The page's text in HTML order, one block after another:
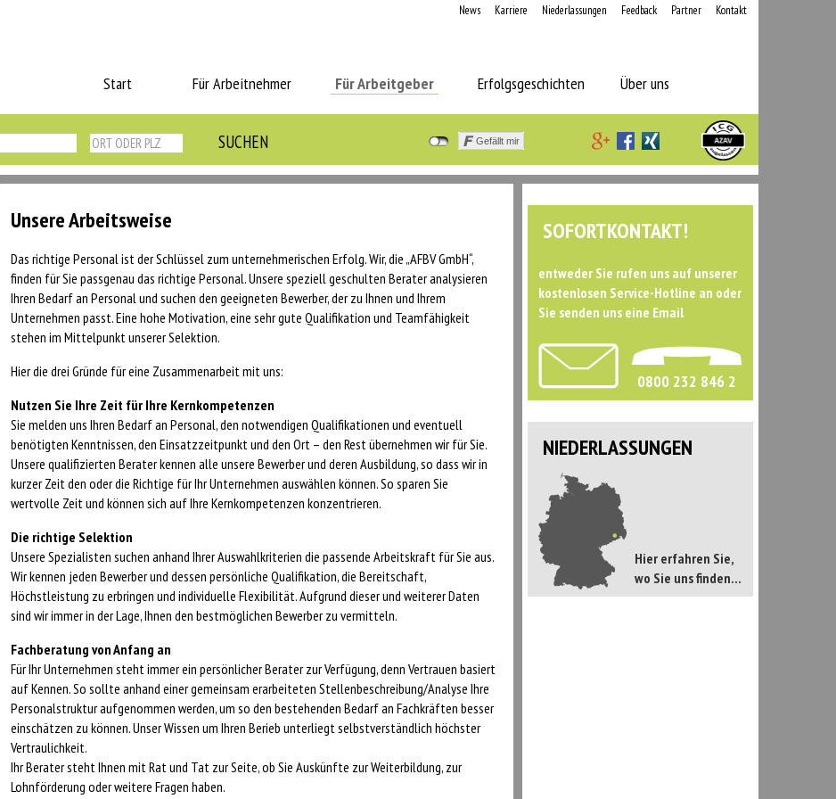
News Karriere Niederlassungen Feedback Partner Kontakt
Start Für Arbeitnehmer Für Arbeitgeber Erfolgsgeschichten Über uns
Gefällt mir
Unsere Arbeitsweise
Das richtige Personal ist der Schlüssel zum unternehmerischen Erfolg. Wir, die „AFBV GmbH“,
finden für Sie passgenau das richtige Personal. Unsere speziell geschulten Berater analysieren
Ihren Bedarf an Personal und suchen den geeigneten Bewerber, der zu Ihnen und Ihrem
Unternehmen passt. Eine hohe Motivation, eine sehr gute Qualifikation und Teamfähigkeit
stehen im Mittelpunkt unserer Selektion.
Hier die drei Gründe für eine Zusammenarbeit mit uns:
Nutzen Sie Ihre Zeit für Ihre Kernkompetenzen
Sie melden uns Ihren Bedarf an Personal, den notwendigen Qualifikationen und eventuell
benötigten Kenntnissen, den Einsatzzeitpunkt und den Ort – den Rest übernehmen wir für Sie.
Unsere qualifizierten Berater kennen alle unsere Bewerber und deren Ausbildung, so dass wir in
kurzer Zeit den oder die Richtige für Ihr Unternehmen auswählen können. So sparen Sie
wertvolle Zeit und können sich auf Ihre Kernkompetenzen konzentrieren.
Die richtige Selektion
Unsere Spezialisten suchen anhand Ihrer Auswahlkriterien die passende Arbeitskraft für Sie aus.
Wir kennen jeden Bewerber und dessen persönliche Qualifikation, die Bereitschaft,
Höchstleistung zu erbringen und individuelle Flexibilität. Aufgrund dieser und weiterer Daten
sind wir immer in der Lage, Ihnen den bestmöglichen Bewerber zu vermitteln.
Fachberatung von Anfang an
Für Ihr Unternehmen steht immer ein persönlicher Berater zur Verfügung, denn Vertrauen basiert
auf Kennen. So sollte anhand einer gemeinsam erarbeiteten Stellenbeschreibung/Analyse Ihre
Personalstruktur aufgenommen werden, um so den bestehenden Bedarf an Fachkräften besser
einschätzen zu können. Unser Wissen um Ihren Berieb unterliegt selbstverständlich höchster
Vertraulichkeit.
Ihr Berater steht Ihnen mit Rat und Tat zur Seite, ob Sie Auskünfte zur Weiterbildung, zur
Lohnförderung oder weitere Fragen haben.
SOFORTKONTAKT!
entweder Sie rufen uns auf unserer
kostenlosen Service-Hotline an oder
Sie senden uns eine Email
0800 232 846 2
NIEDERLASSUNGEN
Hier erfahren Sie,
wo Sie uns finden...